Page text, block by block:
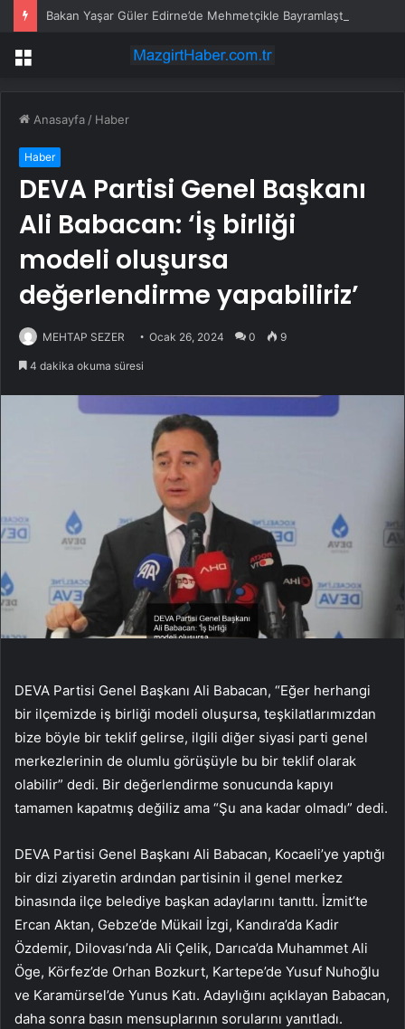
Bakan Yaşar Güler Edirne’de Mehmetçikle Bayramlaştı
Menü
Anasayfa / Haber
Haber
DEVA Partisi Genel Başkanı
Ali Babacan: ‘İş birliği
modeli oluşursa
değerlendirme yapabiliriz’
MEHTAP SEZER Ocak 26, 2024 0 9
4 dakika okuma süresi
DEVA Partisi Genel Başkanı Ali Babacan, “Eğer herhangi
bir ilçemizde iş birliği modeli oluşursa, teşkilatlarımızdan
bize böyle bir teklif gelirse, ilgili diğer siyasi parti genel
merkezlerinin de olumlu görüşüyle ​​bu bir teklif olarak
olabilir” dedi. Bir değerlendirme sonucunda kapıyı
tamamen kapatmış değiliz ama “Şu ana kadar olmadı” dedi.
DEVA Partisi Genel Başkanı Ali Babacan, Kocaeli’ye yaptığı
bir dizi ziyaretin ardından partisinin il genel merkez
binasında ilçe belediye başkan adaylarını tanıttı. İzmit’te
Ercan Aktan, Gebze’de Mükail İzgi, Kandıra’da Kadir
Özdemir, Dilovası’nda Ali Çelik, Darıca’da Muhammet Ali
Öge, Körfez’de Orhan Bozkurt, Kartepe’de Yusuf Nuhoğlu
ve Karamürsel’de Yunus Katı. Adaylığını açıklayan Babacan,
daha sonra basın mensuplarının sorularını yanıtladı.